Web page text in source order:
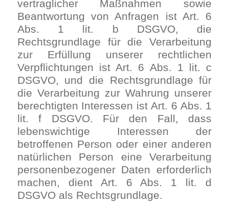
vertraglicher Maßnahmen sowie
Beantwortung von Anfragen ist Art. 6
Abs. 1 lit. b DSGVO, die
Rechtsgrundlage für die Verarbeitung
zur Erfüllung unserer rechtlichen
Verpflichtungen ist Art. 6 Abs. 1 lit. c
DSGVO, und die Rechtsgrundlage für
die Verarbeitung zur Wahrung unserer
berechtigten Interessen ist Art. 6 Abs. 1
lit. f DSGVO. Für den Fall, dass
lebenswichtige Interessen der
betroffenen Person oder einer anderen
natürlichen Person eine Verarbeitung
personenbezogener Daten erforderlich
machen, dient Art. 6 Abs. 1 lit. d
DSGVO als Rechtsgrundlage.